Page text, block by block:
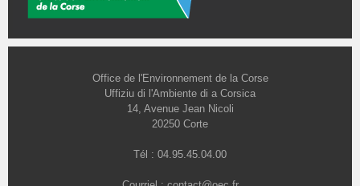
Office de l'Environnement de la Corse
Uffiziu di l'Ambiente di a Corsica
14, Avenue Jean Nicoli
20250 Corte
Tél : 04.95.45.04.00